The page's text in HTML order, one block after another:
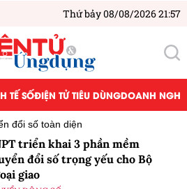
Thứ bảy 08/08/2026 21:57
TẾ SỐĐIỆN TỬ TIÊU DÙNGDOANH
đổi số toàn diện
triển khai 3 phần mềm
đổi số trọng yếu cho Bộ
giao